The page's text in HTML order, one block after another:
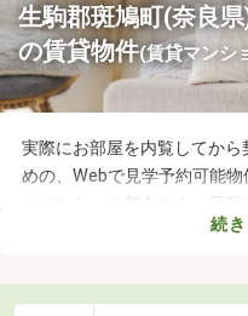
生駒郡斑鳩町(奈良
の賃貸物件(賃貸マンシ
実際にお部屋を内覧してか
めの、Webで見学予約可能
つけたら、ご都合のよい日
で、お部屋探しもスムーズ
続